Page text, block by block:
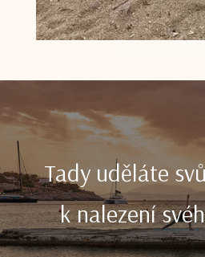
Tady uděláte
k nalezení